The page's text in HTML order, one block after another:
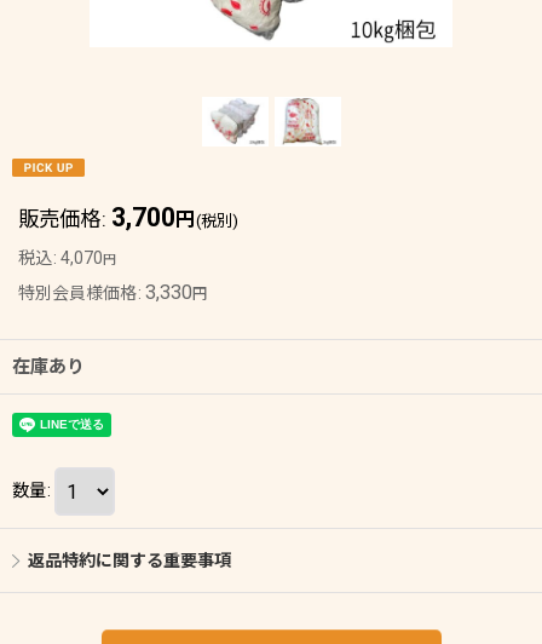
販売価格: 3,700 円 (税別)
税込: 4,070 円
特別会員様価格: 3,330 円
在庫あり
数量:
返品特約に関する重要事項